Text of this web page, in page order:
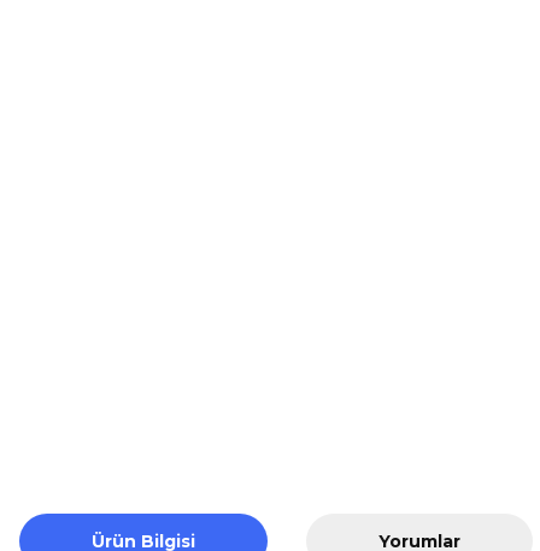
Ürün Bilgisi Yorumlar